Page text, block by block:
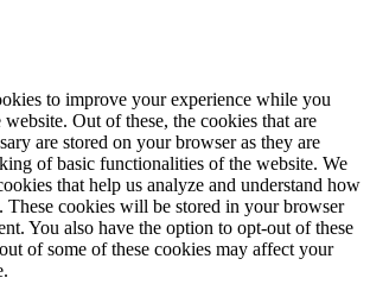
to improve your experience while you
Out of these, the cookies that are
are stored on your browser as they are
of basic functionalities of the website. We
that help us analyze and understand how
These cookies will be stored in your browser
You also have the option to opt-out of these
of some of these cookies may affect your